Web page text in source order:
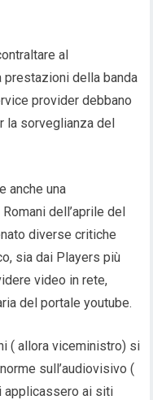
al
prestazioni della banda
provider debbano
la sorveglianza del
anche una
dell’aprile del
diverse critiche
sia dai Players più
video in rete,
del portale youtube.
( allora viceministro) si
sull’audiovisivo (
ai siti